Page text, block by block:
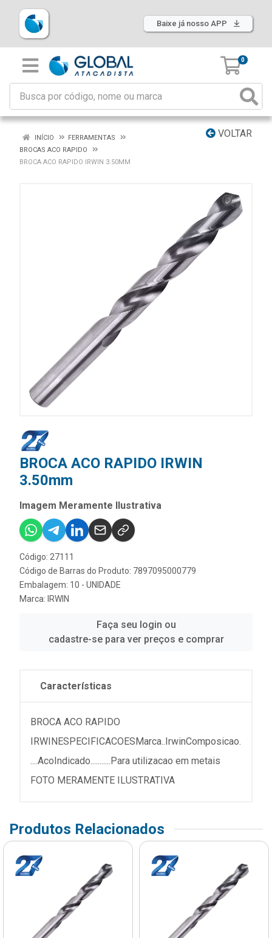
Baixe já nosso APP
0
VOLTAR
INÍCIO
FERRAMENTAS
BROCAS ACO RAPIDO
BROCA ACO RAPIDO IRWIN 3.50MM
BROCA ACO RAPIDO IRWIN
3.50mm
Imagem Meramente Ilustrativa
Código: 27111
Código de Barras do Produto: 7897095000779
Embalagem: 10 - UNIDADE
Marca: IRWIN
Faça seu login ou
cadastre-se para ver preços e comprar
Características
BROCA ACO RAPIDO
IRWINESPECIFICACOESMarca..IrwinComposicao.
....AcoIndicado...........Para utilizacao em metais
FOTO MERAMENTE ILUSTRATIVA
Produtos Relacionados